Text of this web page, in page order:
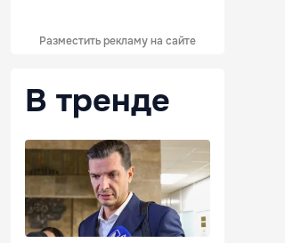
Разместить рекламу на сайте
В тренде